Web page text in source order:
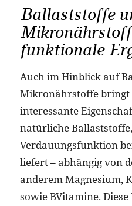
Ballaststoffe
funktionale
Auch im Hinblick auf
Mikronährstoffe bringt
interessante
natürliche
Verdauungsfunktion
liefert – abhängig von
anderem Magnesium,
sowie BVitamine.